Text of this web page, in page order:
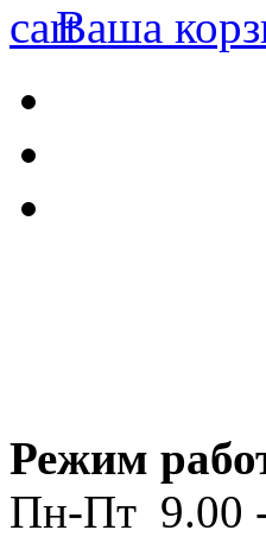
Ваша
Режим
Пн-Пт 9.00